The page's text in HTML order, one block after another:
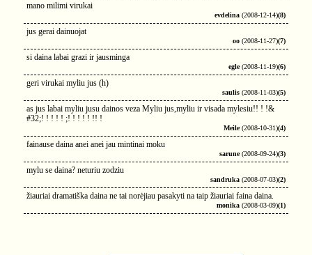
mano milimi virukai
evdelina (2008-12-14)(8)
jus gerai dainuojat
oo (2008-11-27)(7)
si daina labai grazi ir jausminga
egle(2008-11-19)(6)
geri virukai myliu jus (h)
saulis (2008-11-03)(5)
as jus labai myliu jusu dainos veza Myliu jus,myliu ir visada mylesiu!! ! !&
#32;! ! ! ! ! ;! ! ! ! ! !! !
Meile(2008-10-31)(4)
fainause daina anei anei jau mintinai moku
sarune(2008-09-24)(3)
mylu se daina? neturiu zodziu
sandruka (2008-07-03)(2)
žiauriai dramatiška daina ne tai norėjiau pasakyti na taip žiauriai faina daina.
monika (2008-03-09)(1)